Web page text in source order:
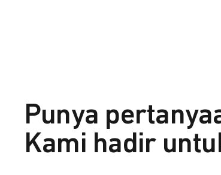
Punya
Kami hadir